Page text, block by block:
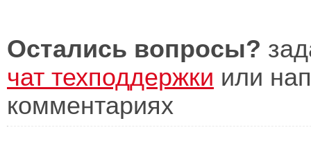
Остались вопросы?
чат техподдержки или
комментариях